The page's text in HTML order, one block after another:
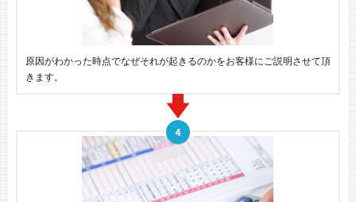
原因がわかった時点でなぜそれが起きるのかをお客様にご説明させて頂
きます。